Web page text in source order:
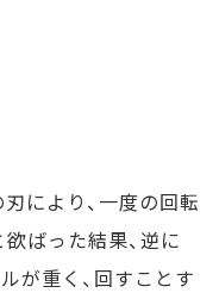
により、一度の回転
ばった結果、逆に
が重く、回すことす